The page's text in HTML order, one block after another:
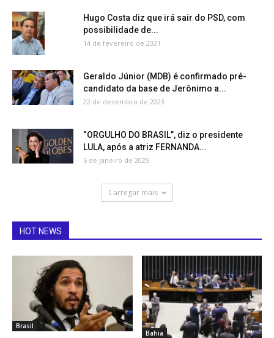
Hugo Costa diz que irá sair do PSD, com
possibilidade de...
14 de fevereiro de 2021
Geraldo Júnior (MDB) é confirmado pré-
candidato da base de Jerônimo a...
22 de dezembro de 2023
“ORGULHO DO BRASIL”, diz o presidente
LULA, após a atriz FERNANDA...
6 de janeiro de 2025
Carregar mais
HOT NEWS
Brasil
Bahia